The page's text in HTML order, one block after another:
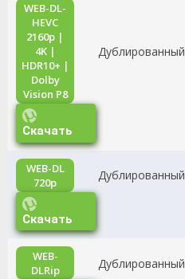
WEB-DL-
HEVC
2160p |
4K |
HDR10+ |
Dolby
Vision P8
Дублированный
Скачать
WEB-DL
720p
Дублированный
Скачать
WEB-
DLRip
Дублированный